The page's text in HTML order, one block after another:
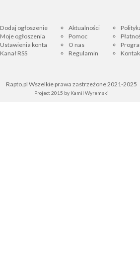
Dodaj ogłoszenie
Moje ogłoszenia
Ustawienia konta
Kanał RSS
Aktualności
Pomoc
O nas
Regulamin
Rapto.pl Wszelkie prawa zastrzeżone 2021-2025
Project 2015 by Kamil Wyremski